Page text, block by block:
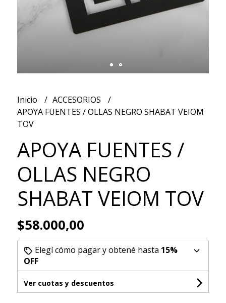
Inicio
ACCESORIOS
APOYA FUENTES / OLLAS NEGRO SHABAT VEIOM
TOV
APOYA FUENTES /
OLLAS NEGRO
SHABAT VEIOM TOV
$58.000,00
Elegí cómo pagar y obtené hasta 15%
OFF
Ver cuotas y descuentos